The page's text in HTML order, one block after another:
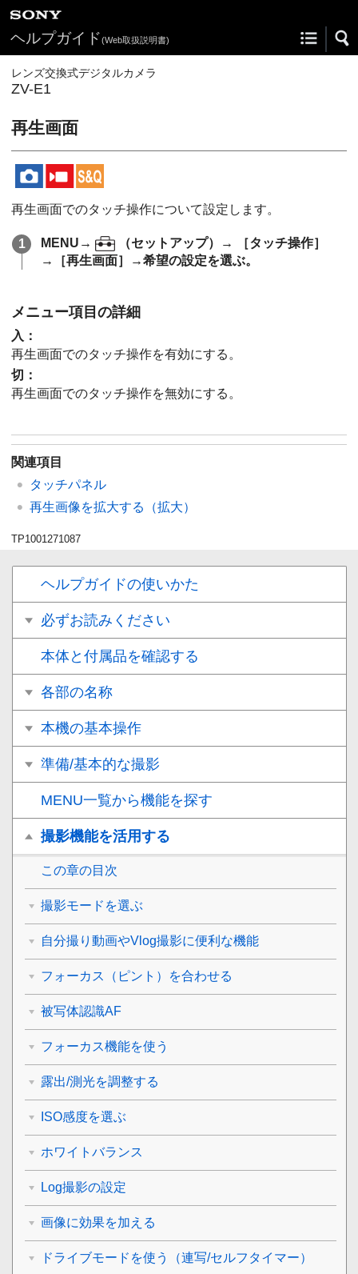
ヘルプガイド(Web取扱説明書)
レンズ交換式デジタルカメラ
ZV-E1
再生画面
再生画面でのタッチ操作について設定します。
MENU → （セットアップ）→
［タッチ操作］
→
［再生画面］ →希望の設定を選ぶ。
メニュー項目の詳細
入 ：
再生画面でのタッチ操作を有効にする。
切 ：
再生画面でのタッチ操作を無効にする。
関連項目
タッチパネル
再生画像を拡大する（拡大）
TP1001271087
ヘルプガイドの使いかた
必ずお読みください
本体と付属品を確認する
各部の名称
本機の基本操作
準備/基本的な撮影
MENU一覧から機能を探す
撮影機能を活用する
この章の目次
撮影モードを選ぶ
自分撮り動画やVlog撮影に便利な機能
フォーカス（ピント）を合わせる
被写体認識AF
フォーカス機能を使う
露出/測光を調整する
ISO感度を選ぶ
ホワイトバランス
Log撮影の設定
画像に効果を加える
ドライブモードを使う（連写/セルフタイマー）